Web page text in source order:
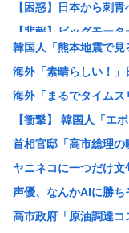
【困惑】日本から刺
【悲報】ビッグモー
【悲報】女性「性的
ホリエモン、移民受
【悲報】「米軍を粉
税務署員1億円超脱
【動画あり】ミスイ
早めに予約した通路
ショートスリーパーさ
トッモ「ワイ5年かけ
韓国人「熊本地震で
海外「素晴らしい！
海外「まるでタイム
【衝撃】 韓国人「エ
首相官邸「高市総理
ヤニネコに一つだけ
声優、なんかAIに勝ち
高市政府「原油調達コ